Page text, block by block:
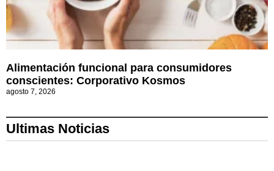
Alimentación funcional para consumidores
conscientes: Corporativo Kosmos
agosto 7, 2026
Ultimas Noticias